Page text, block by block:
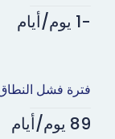
-1 يوم/أيام
فترة فشل
89 يوم/أيام